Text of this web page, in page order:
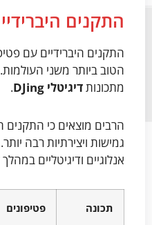
התקנים
הטוב ביותר משני העולמות.
מתכונותדיגיטלי DJing .
הרבים מוצאים כי התקנים
גמישות ויצירתיות רבה
אנלוגיים ודיגיטליים
תכונה פטיפונים